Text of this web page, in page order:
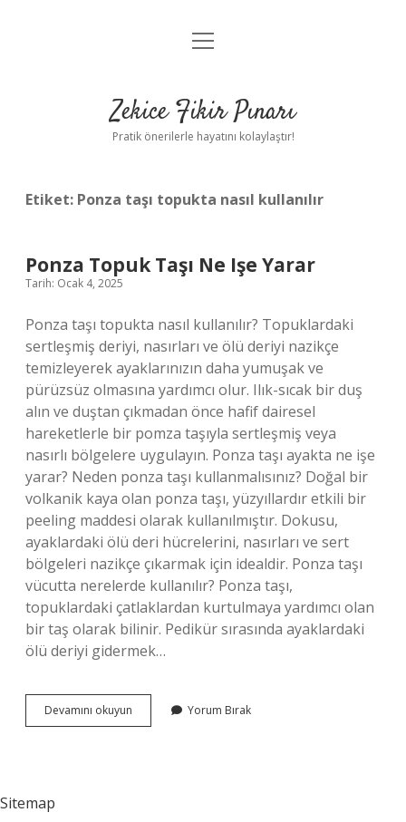
Anasayfa
Yasal Uyarı
menüyü
Zekice Fikir Pınarı
Pratik önerilerle hayatını kolaylaştır!
Etiket: Ponza taşı topukta nasıl kullanılır
Ponza Topuk Taşı Ne Işe Yarar
Tarih: Ocak 4, 2025
Ponza taşı topukta nasıl kullanılır? Topuklardaki
sertleşmiş deriyi, nasırları ve ölü deriyi nazikçe
temizleyerek ayaklarınızın daha yumuşak ve
pürüzsüz olmasına yardımcı olur. Ilık-sıcak bir duş
alın ve duştan çıkmadan önce hafif dairesel
hareketlerle bir pomza taşıyla sertleşmiş veya
nasırlı bölgelere uygulayın. Ponza taşı ayakta ne işe
yarar? Neden ponza taşı kullanmalısınız? Doğal bir
volkanik kaya olan ponza taşı, yüzyıllardır etkili bir
peeling maddesi olarak kullanılmıştır. Dokusu,
ayaklardaki ölü deri hücrelerini, nasırları ve sert
bölgeleri nazikçe çıkarmak için idealdir. Ponza taşı
vücutta nerelerde kullanılır? Ponza taşı,
topuklardaki çatlaklardan kurtulmaya yardımcı olan
bir taş olarak bilinir. Pedikür sırasında ayaklardaki
ölü deriyi gidermek…
Devamını okuyun
Topuk
Yorum Bırak
Sitemap